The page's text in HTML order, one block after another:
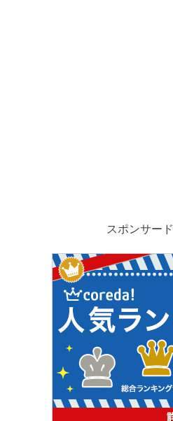
スポンサー